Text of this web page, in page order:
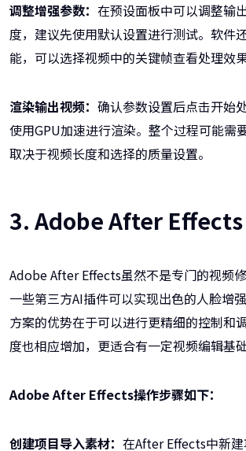
调整增强参数： 在预设面板中可以调整输
度，建议先使用默认设置进行测试。软件
能，可以选择视频中的关键帧查看处理效果
渲染输出视频： 确认参数设置后点击开始
使用GPU加速进行渲染。整个过程可能需
取决于视频长度和选择的质量设置。
3. Adobe After Effects
Adobe After Effects虽然不是专门的视频
一些第三方AI插件可以实现出色的人脸增
方案的优势在于可以进行更精细的控制和
度也相应增加，更适合有一定视频编辑基
Adobe After Effects操作步骤如下：
创建项目导入素材： 在After Effects中新